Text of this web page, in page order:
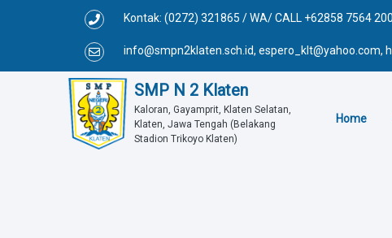
Kontak: (0272) 321865 / WA/ CALL +62858 7564
info@smpn2klaten.sch.id, espero_klt@yahoo.com,
SMP N 2 Klaten
Kaloran, Gayamprit, Klaten Selatan,
Klaten, Jawa Tengah (Belakang
Stadion Trikoyo Klaten)
Home